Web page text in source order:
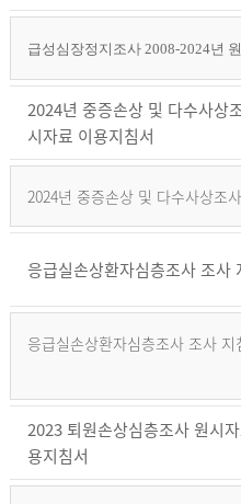
급성심장정지조사 2008-2024년
2024년 중증손상 및 다수사상
시자료 이용지침서
2024년 중증손상 및 다수사상조
응급실손상환자심층조사 조사
응급실손상환자심층조사 조사
2023 퇴원손상심층조사 원시
용지침서